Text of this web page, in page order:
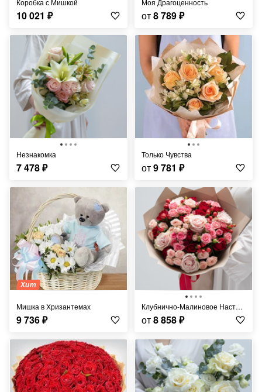
Коробка с Мишкой
10 021 ₽
Моя Драгоценность
от8 789₽
Незнакомка
7 478₽
Только Чувства
от9 781 ₽
Хит
Мишка в Хризантемах
9 736₽
Клубнично-Малиновое Настроение
от8 858₽